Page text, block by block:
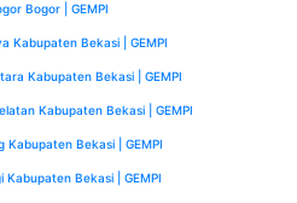
Bogor | GEMPI
Kabupaten Bekasi | GEMPI
Kabupaten Bekasi | GEMPI
Kabupaten Bekasi | GEMPI
Kabupaten Bekasi | GEMPI
Bekasi | GEMPI